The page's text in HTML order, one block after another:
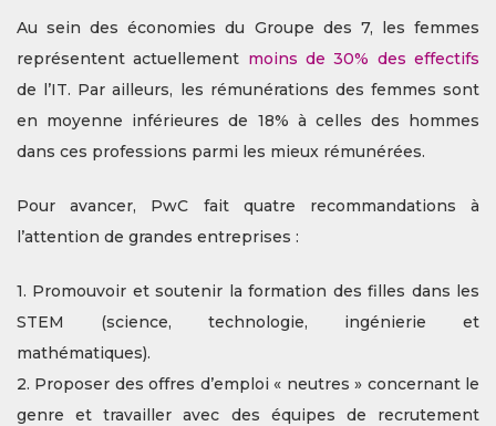
Au sein des économies du Groupe des 7, les femmes
représentent actuellement moins de 30% des effectifs
de l’IT. Par ailleurs, les rémunérations des femmes sont
en moyenne inférieures de 18% à celles des hommes
dans ces professions parmi les mieux rémunérées.
Pour avancer, PwC fait quatre recommandations à
l’attention de grandes entreprises :
1. Promouvoir et soutenir la formation des filles dans les
STEM (science, technologie, ingénierie et
mathématiques).
2. Proposer des offres d’emploi « neutres » concernant le
genre et travailler avec des équipes de recrutement